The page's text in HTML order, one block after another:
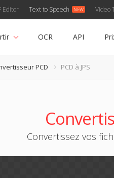
Editor Text to Speech Video
OCR API
PCD PCD à JPS
Convertissez vos